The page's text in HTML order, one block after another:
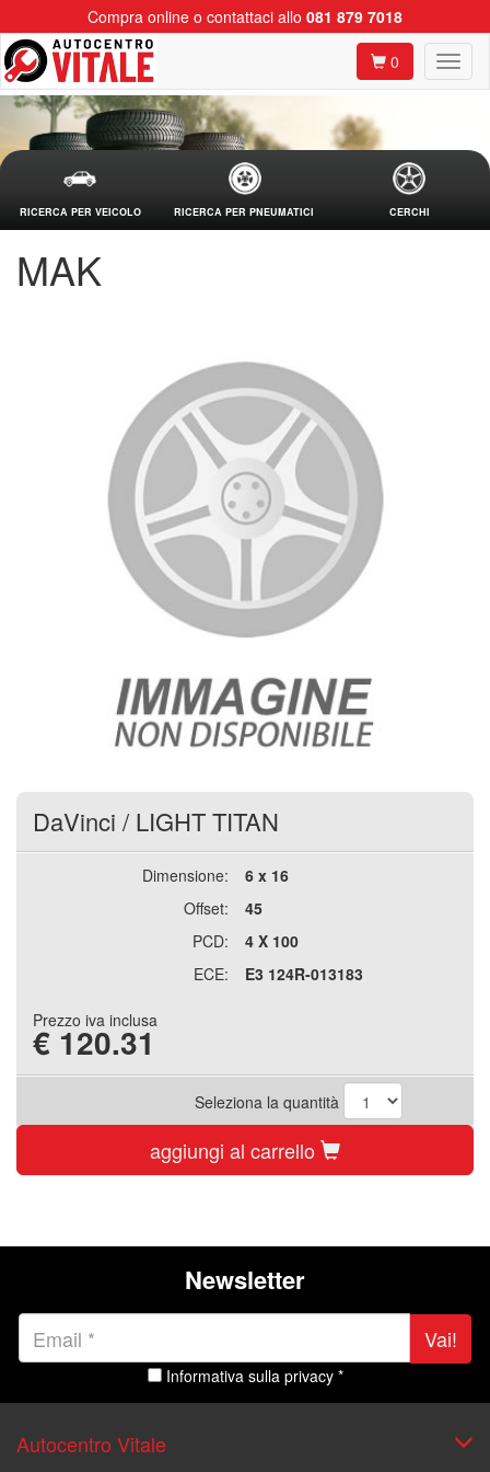
Compra online o contattaci allo 081 879 7018
0
RICERCA PER VEICOLO RICERCA PER PNEUMATICI CERCHI
MAK
DaVinci / LIGHT TITAN
Dimensione:
6 x 16
Offset:
45
PCD:
4 X 100
ECE:
E3 124R-013183
Prezzo iva inclusa
€ 120.31
Seleziona la quantità
aggiungi al carrello
Newsletter
Vai!
Informativa sulla privacy *
Autocentro Vitale